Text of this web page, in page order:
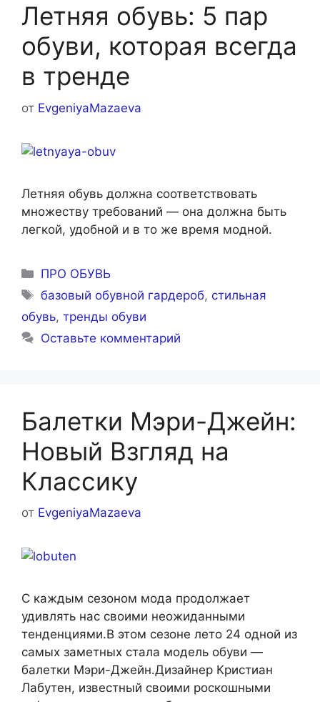
Летняя обувь: 5 пар
обуви, которая всегда
в тренде
от EvgeniyaMazaeva
Летняя обувь должна соответствовать
множеству требований — она должна быть
легкой, удобной и в то же время модной.
Рубрики
ПРО ОБУВЬ
Метки
базовый обувной гардероб, стильная
обувь, тренды обуви
Оставьте комментарий
Балетки Мэри-Джейн:
Новый Взгляд на
Классику
от EvgeniyaMazaeva
С каждым сезоном мода продолжает
удивлять нас своими неожиданными
тенденциями.В этом сезоне лето 24 одной из
самых заметных стала модель обуви —
балетки Мэри-Джейн.Дизайнер Кристиан
Лабутен, известный своими роскошными